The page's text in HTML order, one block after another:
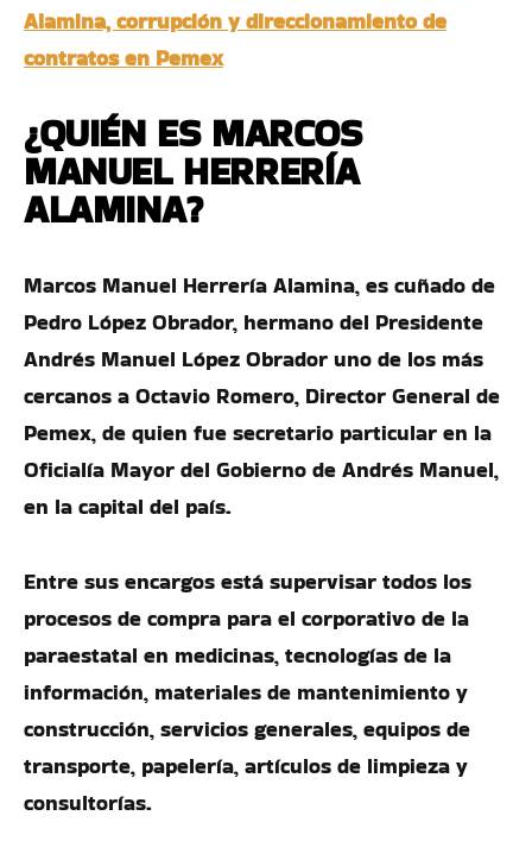
Alamina, corrupción y direccionamiento de
contratos en Pemex
¿QUIÉN ES MARCOS
MANUEL HERRERÍA
ALAMINA?
Marcos Manuel Herrería Alamina, es cuñado de
Pedro López Obrador, hermano del Presidente
Andrés Manuel López Obrador uno de los más
cercanos a Octavio Romero, Director General de
Pemex, de quien fue secretario particular en la
Oficialía Mayor del Gobierno de Andrés Manuel,
en la capital del país.
Entre sus encargos está supervisar todos los
procesos de compra para el corporativo de la
paraestatal en medicinas, tecnologías de la
información, materiales de mantenimiento y
construcción, servicios generales, equipos de
transporte, papelería, artículos de limpieza y
consultorías.